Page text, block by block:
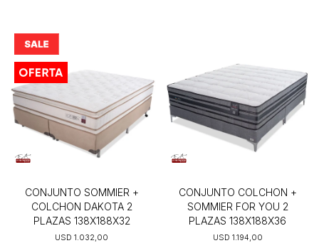
CONJUNTO SOMMIER +
COLCHON DAKOTA 2
PLAZAS 138X188X32
USD 1.032,00
CONJUNTO COLCHON +
SOMMIER FOR YOU 2
PLAZAS 138X188X36
USD 1.194,00